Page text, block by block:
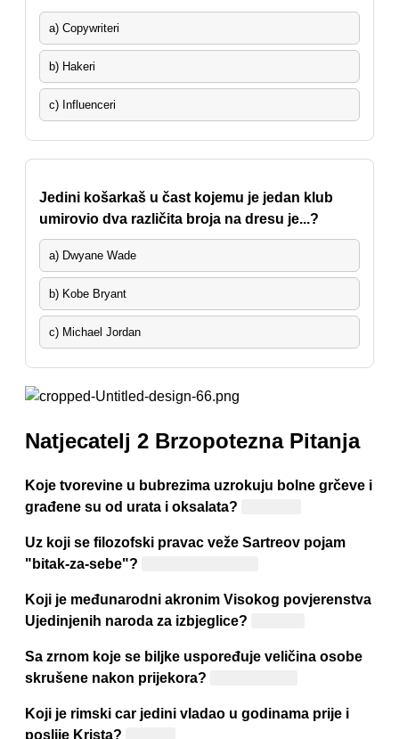
a) Copywriteri
b) Hakeri
c) Influenceri
Jedini košarkaš u čast kojemu je jedan klub
umirovio dva različita broja na dresu je...?
a) Dwyane Wade
b) Kobe Bryant
c) Michael Jordan
Natjecatelj 2 Brzopotezna Pitanja
Koje tvorevine u bubrezima uzrokuju bolne grčeve i
građene su od urata i oksalata?
Uz koji se filozofski pravac veže Sartreov pojam
"bitak-za-sebe"?
Koji je međunarodni akronim Visokog povjerenstva
Ujedinjenih naroda za izbjeglice?
Sa zrnom koje se biljke uspoređuje veličina osobe
skrušene nakon prijekora?
Koji je rimski car jedini vladao u godinama prije i
poslije Krista?